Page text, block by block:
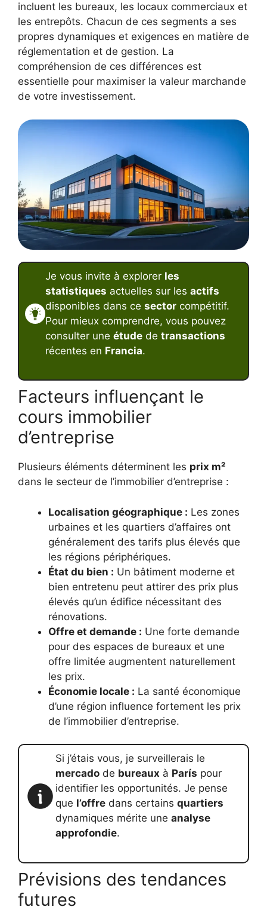
incluent les bureaux, les locaux commerciaux et
les entrepôts. Chacun de ces segments a ses
propres dynamiques et exigences en matière de
réglementation et de gestion. La
compréhension de ces différences est
essentielle pour maximiser la valeur marchande
de votre investissement.
Je vous invite à explorer les
statistiques actuelles sur les actifs
disponibles dans ce sector compétitif.
Pour mieux comprendre, vous pouvez
consulter une étude de transactions
récentes en Francia.
Facteurs influençant le
cours immobilier
d’entreprise
Plusieurs éléments déterminent les prix m²
dans le secteur de l’immobilier d’entreprise :
Localisation géographique : Les zones
urbaines et les quartiers d’affaires ont
généralement des tarifs plus élevés que
les régions périphériques.
État du bien : Un bâtiment moderne et
bien entretenu peut attirer des prix plus
élevés qu’un édifice nécessitant des
rénovations.
Offre et demande : Une forte demande
pour des espaces de bureaux et une
offre limitée augmentent naturellement
les prix.
Économie locale : La santé économique
d’une région influence fortement les prix
de l’immobilier d’entreprise.
Si j’étais vous, je surveillerais le
mercado de bureaux à París pour
identifier les opportunités. Je pense
que l’offre dans certains quartiers
dynamiques mérite une analyse
approfondie.
Prévisions des tendances
futures